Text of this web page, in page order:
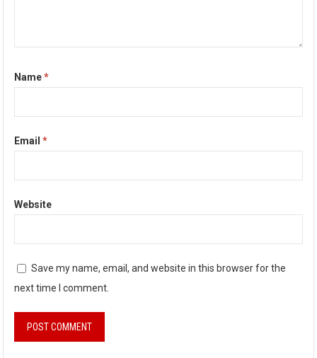
Name*
Email*
Website
Save my name, email, and website in this browser for the
next time I comment.